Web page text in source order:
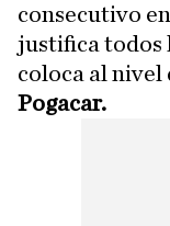
consecutivo
justifica todos
coloca al nivel
Pogacar.